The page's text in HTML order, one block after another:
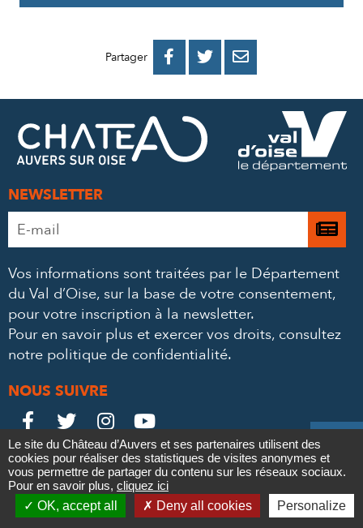
Contact

Newsletter
Partager 
PARTAGER
FACEBOOK
PARTAGER
PARTAGER
MAIL
NEWSLETTER
Adresse
e-
*
Je
à
Vos informations sont traitées par le Département
du Val d’Oise, sur la base de votre consentement,
pour votre inscription à la newsletter.
Pour en savoir plus et exercer vos droits, consultez
notre politique de confidentialité.
NOUS SUIVRE
Le
Château
sur

Le
Château
sur

Le
Château
sur

Le
Château
sur

Mentions légales Politique de confidentialité
Crédits
Partenaires & Mécènes
Recrutement
Plan du site
Le site du Château d’Auvers et ses partenaires utilisent des
cookies pour réaliser des statistiques de visites anonymes et
vous permettre de partager du contenu sur les réseaux sociaux.
Pour en savoir plus, cliquez ici
OK, accept all
Deny all cookies Personalize